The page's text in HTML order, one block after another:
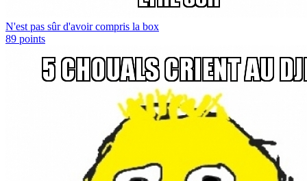
N'est pas sûr d'avoir compris la box
89 points